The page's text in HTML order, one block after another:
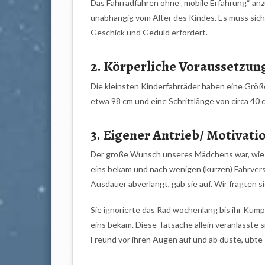
Das Fahrradfahren ohne „mobile Erfahrung“
unabhängig vom Alter des Kindes. Es muss
Geschick und Geduld erfordert.
2. Körperliche
Die kleinsten Kinderfahrräder haben eine
etwa 98 cm und eine Schrittlänge von circa 40
3. Eigener Antrieb/
Der große Wunsch unseres Mädchens war,
eins bekam und nach wenigen (kurzen)
Ausdauer abverlangt, gab sie auf. Wir fragten
Sie ignorierte das Rad wochenlang bis ihr
eins bekam. Diese Tatsache allein veranlasste
Freund vor ihren Augen auf und ab düste,